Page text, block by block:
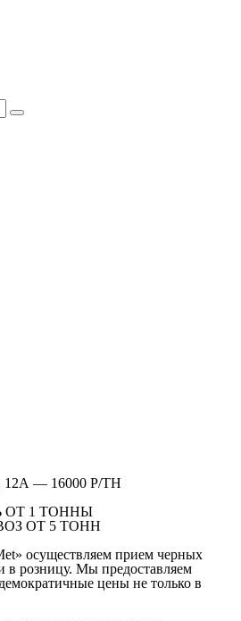
— 16000 Р/ТН
ОТ 1 ТОННЫ
ОТ 5 ТОНН
осуществляем прием черных
в розницу. Мы предоставляем
цены не только в